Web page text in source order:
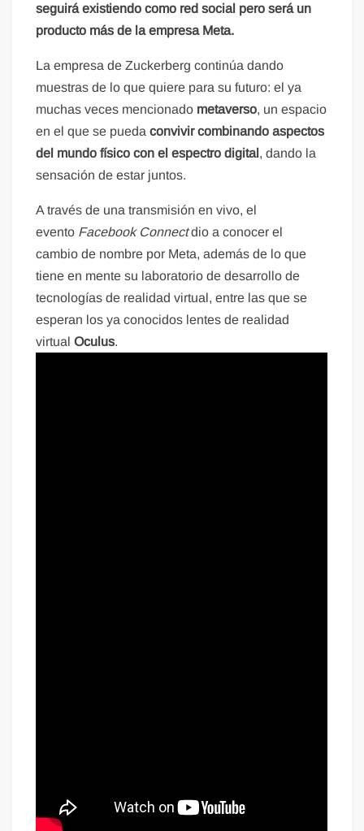
seguirá existiendo como red social pero será un
producto más de la empresa Meta.
La empresa de Zuckerberg continúa dando
muestras de lo que quiere para su futuro: el ya
muchas veces mencionado metaverso, un espacio
en el que se puedaconvivir combinando aspectos
del mundo físico con el espectro digital , dando la
sensación de estar juntos.
A través de una transmisión en vivo, el
evento Facebook Connectdio a conocer el
cambio de nombre por Meta, además de lo que
tiene en mente su laboratorio de desarrollo de
tecnologías de realidad virtual, entre las que se
esperan los ya conocidos lentes de realidad
virtualOculus.